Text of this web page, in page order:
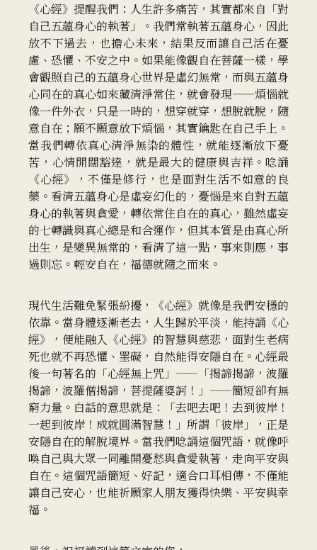
《心經》提醒我們：人生許多痛苦，其實都來自「對
自己五蘊身心的執著」。我們常執著五蘊身心，因此
放不下過去，也擔心未來，結果反而讓自己活在憂
慮、恐懼、不安之中。如果能像觀自在菩薩一樣，學
會觀照自己的五蘊身心世界是虛幻無常，而與五蘊身
心同在的真心如來藏清淨常住，就會發現——煩惱就
像一件外衣，只是一時的，想穿就穿，想脫就脫，隨
意自在；願不願意放下煩惱，其實鑰匙在自己手上。
當我們轉依真心清淨無染的體性，就能逐漸放下憂
苦，心情開闊豁達，就是最大的健康與吉祥。唸誦
《心經》，不僅是修行，也是面對生活不如意的良
藥。看清五蘊身心是虛妄幻化的，憂惱是來自對五蘊
身心的執著與貪愛，轉依常住自在的真心，雖然虛妄
的七轉識與真心總是和合運作，但其本質是由真心所
出生，是變異無常的，看清了這一點，事來則應，事
過則忘。輕安自在，福德就隨之而來。
現代生活難免緊張紛擾，《心經》就像是我們安穩的
依靠。當身體逐漸老去，人生歸於平淡，能持誦《心
經》，便能融入《心經》的智慧與慈悲，面對生老病
死也就不再恐懼、罣礙，自然能得安隱自在。心經最
後一句著名的「心經無上咒」——「揭諦揭諦，波羅
揭諦，波羅僧揭諦，菩提薩婆訶！」——簡短卻有無
窮力量。白話的意思就是：「去吧去吧！去到彼岸！
一起到彼岸！成就圓滿智慧！」所謂「彼岸」，正是
安隱自在的解脫境界。當我們唸誦這個咒語，就像呼
喚自己與大眾一同離開憂愁與貪愛執著，走向平安與
自在。這個咒語簡短、好記，適合口耳相傳，不僅能
讓自己安心，也能祈願家人朋友獲得快樂、平安與幸
福。